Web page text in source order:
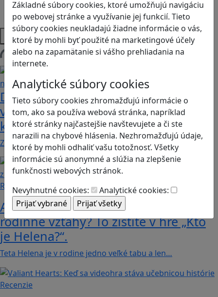
Základné súbory cookies, ktoré umožňujú navigáciu
po webovej stránke a využívanie jej funkcií. Tieto
súbory cookies neukladajú žiadne informácie o vás,
ktoré by mohli byť použité na marketingové účely
alebo na zapamätanie si vášho prehliadania na
internete.
Analytické súbory cookies
Tieto súbory cookies zhromažďujú informácie o
tom, ako sa používa webová stránka, napríklad
ktoré stránky najčastejšie navštevujete a či ste
narazili na chybové hlásenia. Nezhromažďujú údaje,
ktoré by mohli odhaliť vašu totožnosť. Všetky
informácie sú anonymné a slúžia na zlepšenie
funkčnosti webových stránok.
Nevyhnutné cookies:
Analytické cookies:
Strategické myslenie
Zdravie a pohyb
Platformy
Načítam blogy
Dobrodružstvá Mimi a Lízy vo
videohre? Dvojica neoddeliteľných
kamarátok už aj ako herné postavy
Značku Mimi a Líza by sme mohli označiť priam za…
Recenzie
Ako ovplyvnil komunistický režim
rodinné vzťahy? To zistíte v hre „Kto
je Helena?“.
Teta Helena je v rodine jedno veľké tabu a len…
Recenzie